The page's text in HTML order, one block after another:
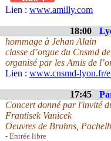
Lien : www.amilly.com
18:00
hommage à Jehan Alain
classe d’orgue du Cnsmd
organisé par les Amis de
Lien : www.cnsmd-lyon.fr/
17:45
Concert donné par l'invité
Frantisek Vanicek
Oeuvres de Bruhns,
- Entrée libre